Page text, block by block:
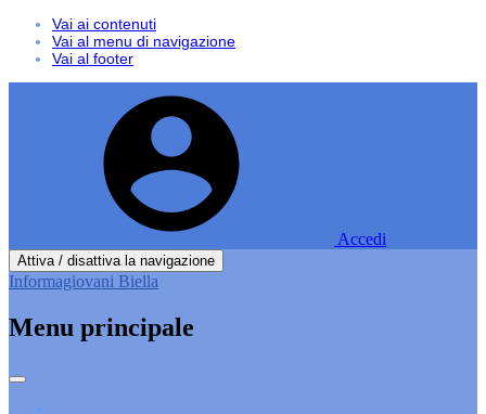
Vai ai contenuti
Vai al menu di navigazione
Vai al footer
Accedi
Attiva / disattiva la navigazione
Informagiovani Biella
Menu principale